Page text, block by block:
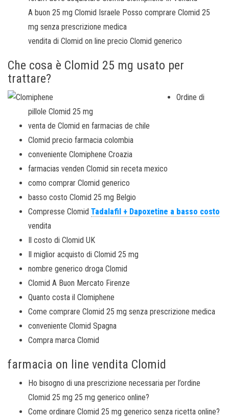
A buon 25 mg Clomid Israele Posso comprare Clomid 25
mg senza prescrizione medica
vendita di Clomid on line precio Clomid generico
Che cosa è Clomid 25 mg usato per
trattare?
Ordine di
pillole Clomid 25 mg
venta de Clomid en farmacias de chile
Clomid precio farmacia colombia
conveniente Clomiphene Croazia
farmacias venden Clomid sin receta mexico
como comprar Clomid generico
basso costo Clomid 25 mg Belgio
Compresse Clomid Tadalafil + Dapoxetine a basso costo
vendita
Il costo di Clomid UK
Il miglior acquisto di Clomid 25 mg
nombre generico droga Clomid
Clomid A Buon Mercato Firenze
Quanto costa il Clomiphene
Come comprare Clomid 25 mg senza prescrizione medica
conveniente Clomid Spagna
Compra marca Clomid
farmacia on line vendita Clomid
Ho bisogno di una prescrizione necessaria per l’ordine
Clomid 25 mg 25 mg generico online?
Come ordinare Clomid 25 mg generico senza ricetta online?